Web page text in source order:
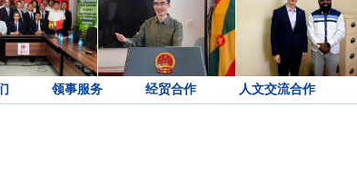
领事服务 经贸合作 人文交流合作